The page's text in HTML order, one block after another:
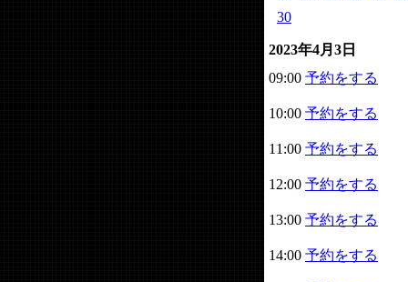
30
2023年4月3日
09:00 予約をする
10:00 予約をする
11:00 予約をする
12:00 予約をする
13:00 予約をする
14:00 予約をする